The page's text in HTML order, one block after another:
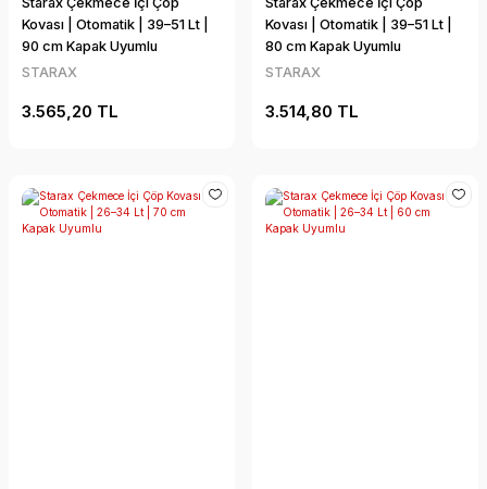
Kovası | Otomatik | 39–51 Lt |
90 cm Kapak Uyumlu
STARAX
3.565,20 TL
Kovası | Otomatik | 39–51 Lt |
80 cm Kapak Uyumlu
STARAX
3.514,80 TL